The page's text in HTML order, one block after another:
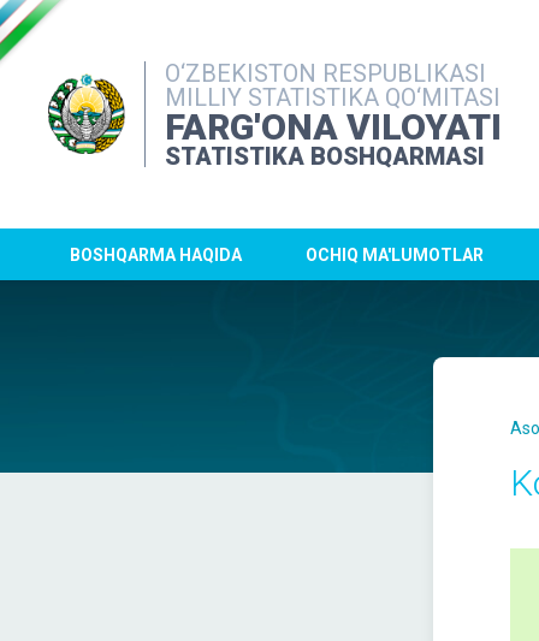
O‘ZBEKISTON RESPUBLIKASI
MILLIY STATISTIKA QO‘MITASI
FARG'ONA VILOYATI
STATISTIKA BOSHQARMASI
BOSHQARMA HAQIDA OCHIQ MA'LUMOTLAR